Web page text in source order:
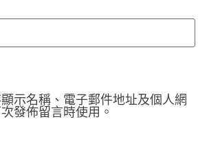
示名稱、電子郵件地址及個人網
發佈留言時使用。